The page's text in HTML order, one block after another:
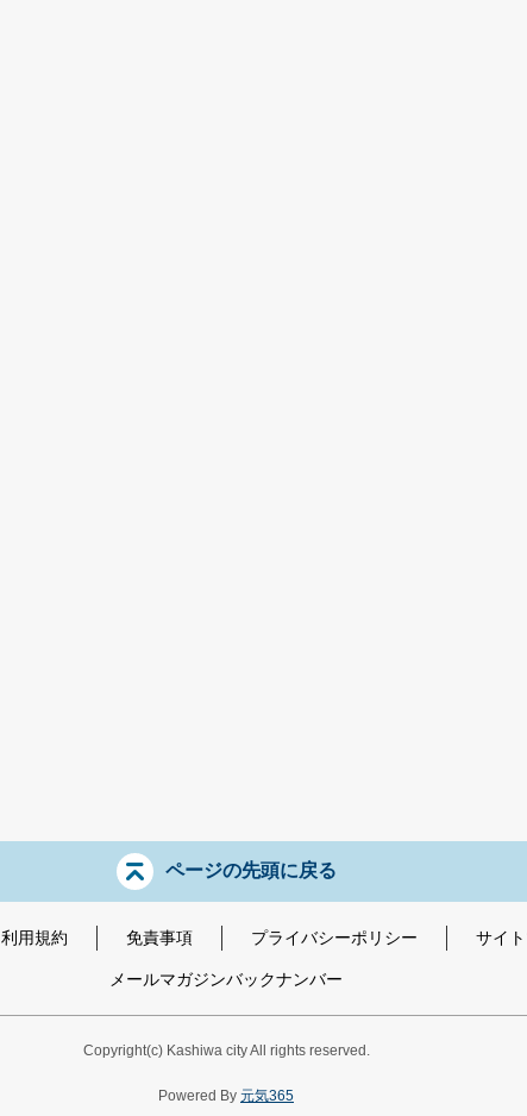
ページの先頭に戻る
利用規約 免責事項 プライバシーポリシー サイ
メールマガジンバックナンバー
Copyright(c) Kashiwa city All rights reserved.
Powered By 元気365